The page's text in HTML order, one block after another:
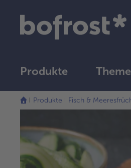
Produkte
Produkte Fisch &